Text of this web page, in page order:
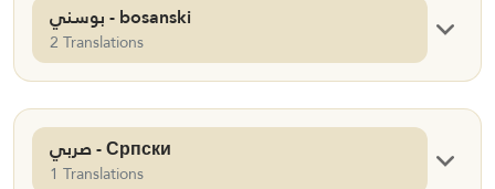
بوسني - bosanski
2 Translations
صربي - Српски
1 Translations